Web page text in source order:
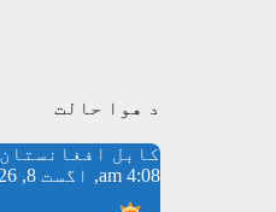
د هوا حالت
کابل افغانستان
4:08 am, اگست 8, 2026